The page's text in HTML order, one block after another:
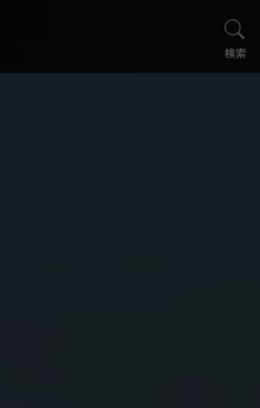
検索